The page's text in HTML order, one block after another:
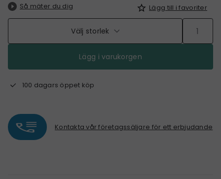
Så mäter du dig Lägg till i favoriter
Välj storlek
Lägg i varukorgen
100 dagars öppet köp
Kontakta vår företagssäljare för ett erbjudande